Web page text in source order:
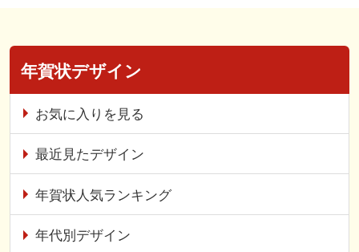
年賀状デザイン
お気に入りを見る
最近見たデザイン
年賀状人気ランキング
年代別デザイン